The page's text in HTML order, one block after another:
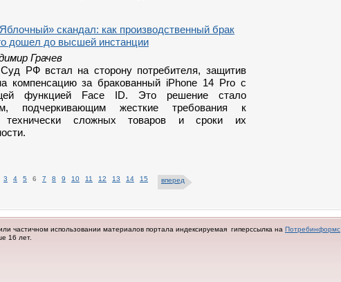
скандал: как производственный брак
дошел до высшей инстанции
Грачев
РФ встал на сторону потребителя, защитив
компенсацию за бракованный iPhone 14 Pro с
функцией Face ID. Это решение стало
подчеркивающим жесткие требования к
технически сложных товаров и сроки их
3 4 5 6 7 8 9 10 11 12 13 14 15 вперед
частичном использовании материалов портала индексируемая гиперссылка на Потребинформс
16 лет.